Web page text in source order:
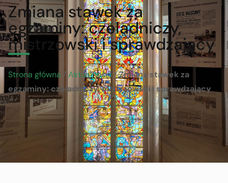
Zmiana stawek za
egzaminy: czeladniczy,
mistrzowski i sprawdzający
Strona główna / Aktualności /Zmiana stawek za
egzaminy: czeladniczy, mistrzowski i sprawdzający